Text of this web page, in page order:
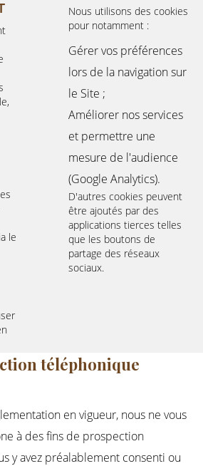
le
Nous utilisons des cookies
pour notamment :
Gérer vos préférences
lors de la navigation sur
le Site ;
Améliorer nos services
et permettre une
mesure de l'audience
(Google Analytics).
D'autres cookies peuvent
être ajoutés par des
applications tierces telles
que les boutons de
partage des réseaux
sociaux.
téléphonique
en vigueur, nous ne vous
à des fins de prospection
y avez préalablement consenti ou